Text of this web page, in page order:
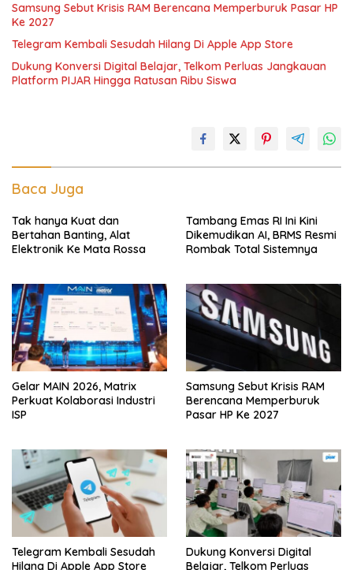
Samsung Sebut Krisis RAM Berencana Memperburuk Pasar HP
Ke 2027
Telegram Kembali Sesudah Hilang Di Apple App Store
Dukung Konversi Digital Belajar, Telkom Perluas Jangkauan
Platform PIJAR Hingga Ratusan Ribu Siswa
Baca Juga
Tak hanya Kuat dan
Bertahan Banting, Alat
Elektronik Ke Mata Rossa
Tambang Emas RI Ini Kini
Dikemudikan AI, BRMS Resmi
Rombak Total Sistemnya
Gelar MAIN 2026, Matrix
Perkuat Kolaborasi Industri
ISP
Samsung Sebut Krisis RAM
Berencana Memperburuk
Pasar HP Ke 2027
Telegram Kembali Sesudah
Hilang Di Apple App Store
Dukung Konversi Digital
Belajar, Telkom Perluas